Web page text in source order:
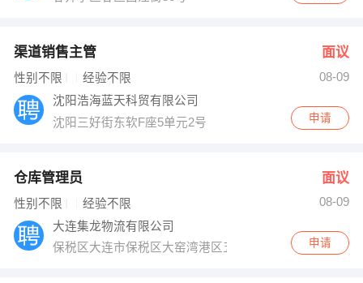
渠道销售主管 面议
性别不限 经验不限
08-09
沈阳浩海蓝天科贸有限公司
沈阳三好街东软F座5单元2号
申请
仓库管理员 面议
性别不限 经验不限
08-09
大连集龙物流有限公司
保税区大连市保税区大窑湾港区五洲路集龙办
申请